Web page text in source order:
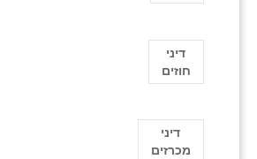
דיני
חוזים
דיני
מכרזים